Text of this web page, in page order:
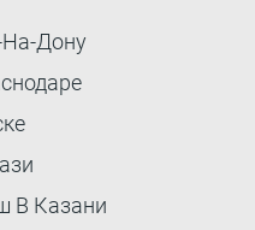
Дону
В Казани